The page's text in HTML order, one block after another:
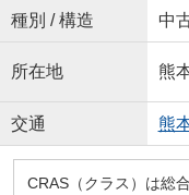
種別 / 構造 中
所在地 熊
交通 熊
CRAS（クラス）は総